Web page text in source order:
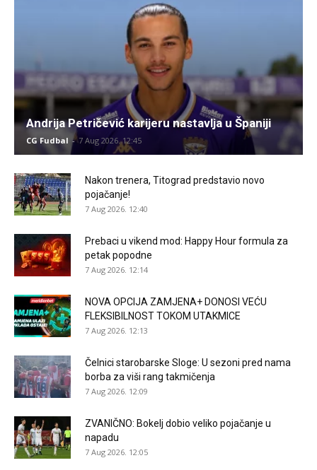
Andrija Petričević karijeru nastavlja u Španiji
CG Fudbal - 7 Aug 2026. 12:45
Nakon trenera, Titograd predstavio novo
pojačanje!
7 Aug 2026. 12:40
Prebaci u vikend mod: Happy Hour formula za
petak popodne
7 Aug 2026. 12:14
NOVA OPCIJA ZAMJENA+ DONOSI VEĆU
FLEKSIBILNOST TOKOM UTAKMICE
7 Aug 2026. 12:13
Čelnici starobarske Sloge: U sezoni pred nama
borba za viši rang takmičenja
7 Aug 2026. 12:09
ZVANIČNO: Bokelj dobio veliko pojačanje u
napadu
7 Aug 2026. 12:05